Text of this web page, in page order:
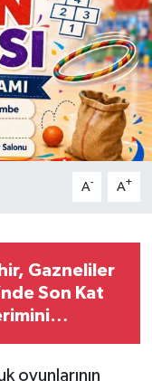
A- A+
Gazneliler
Son Kat
oyunlarının